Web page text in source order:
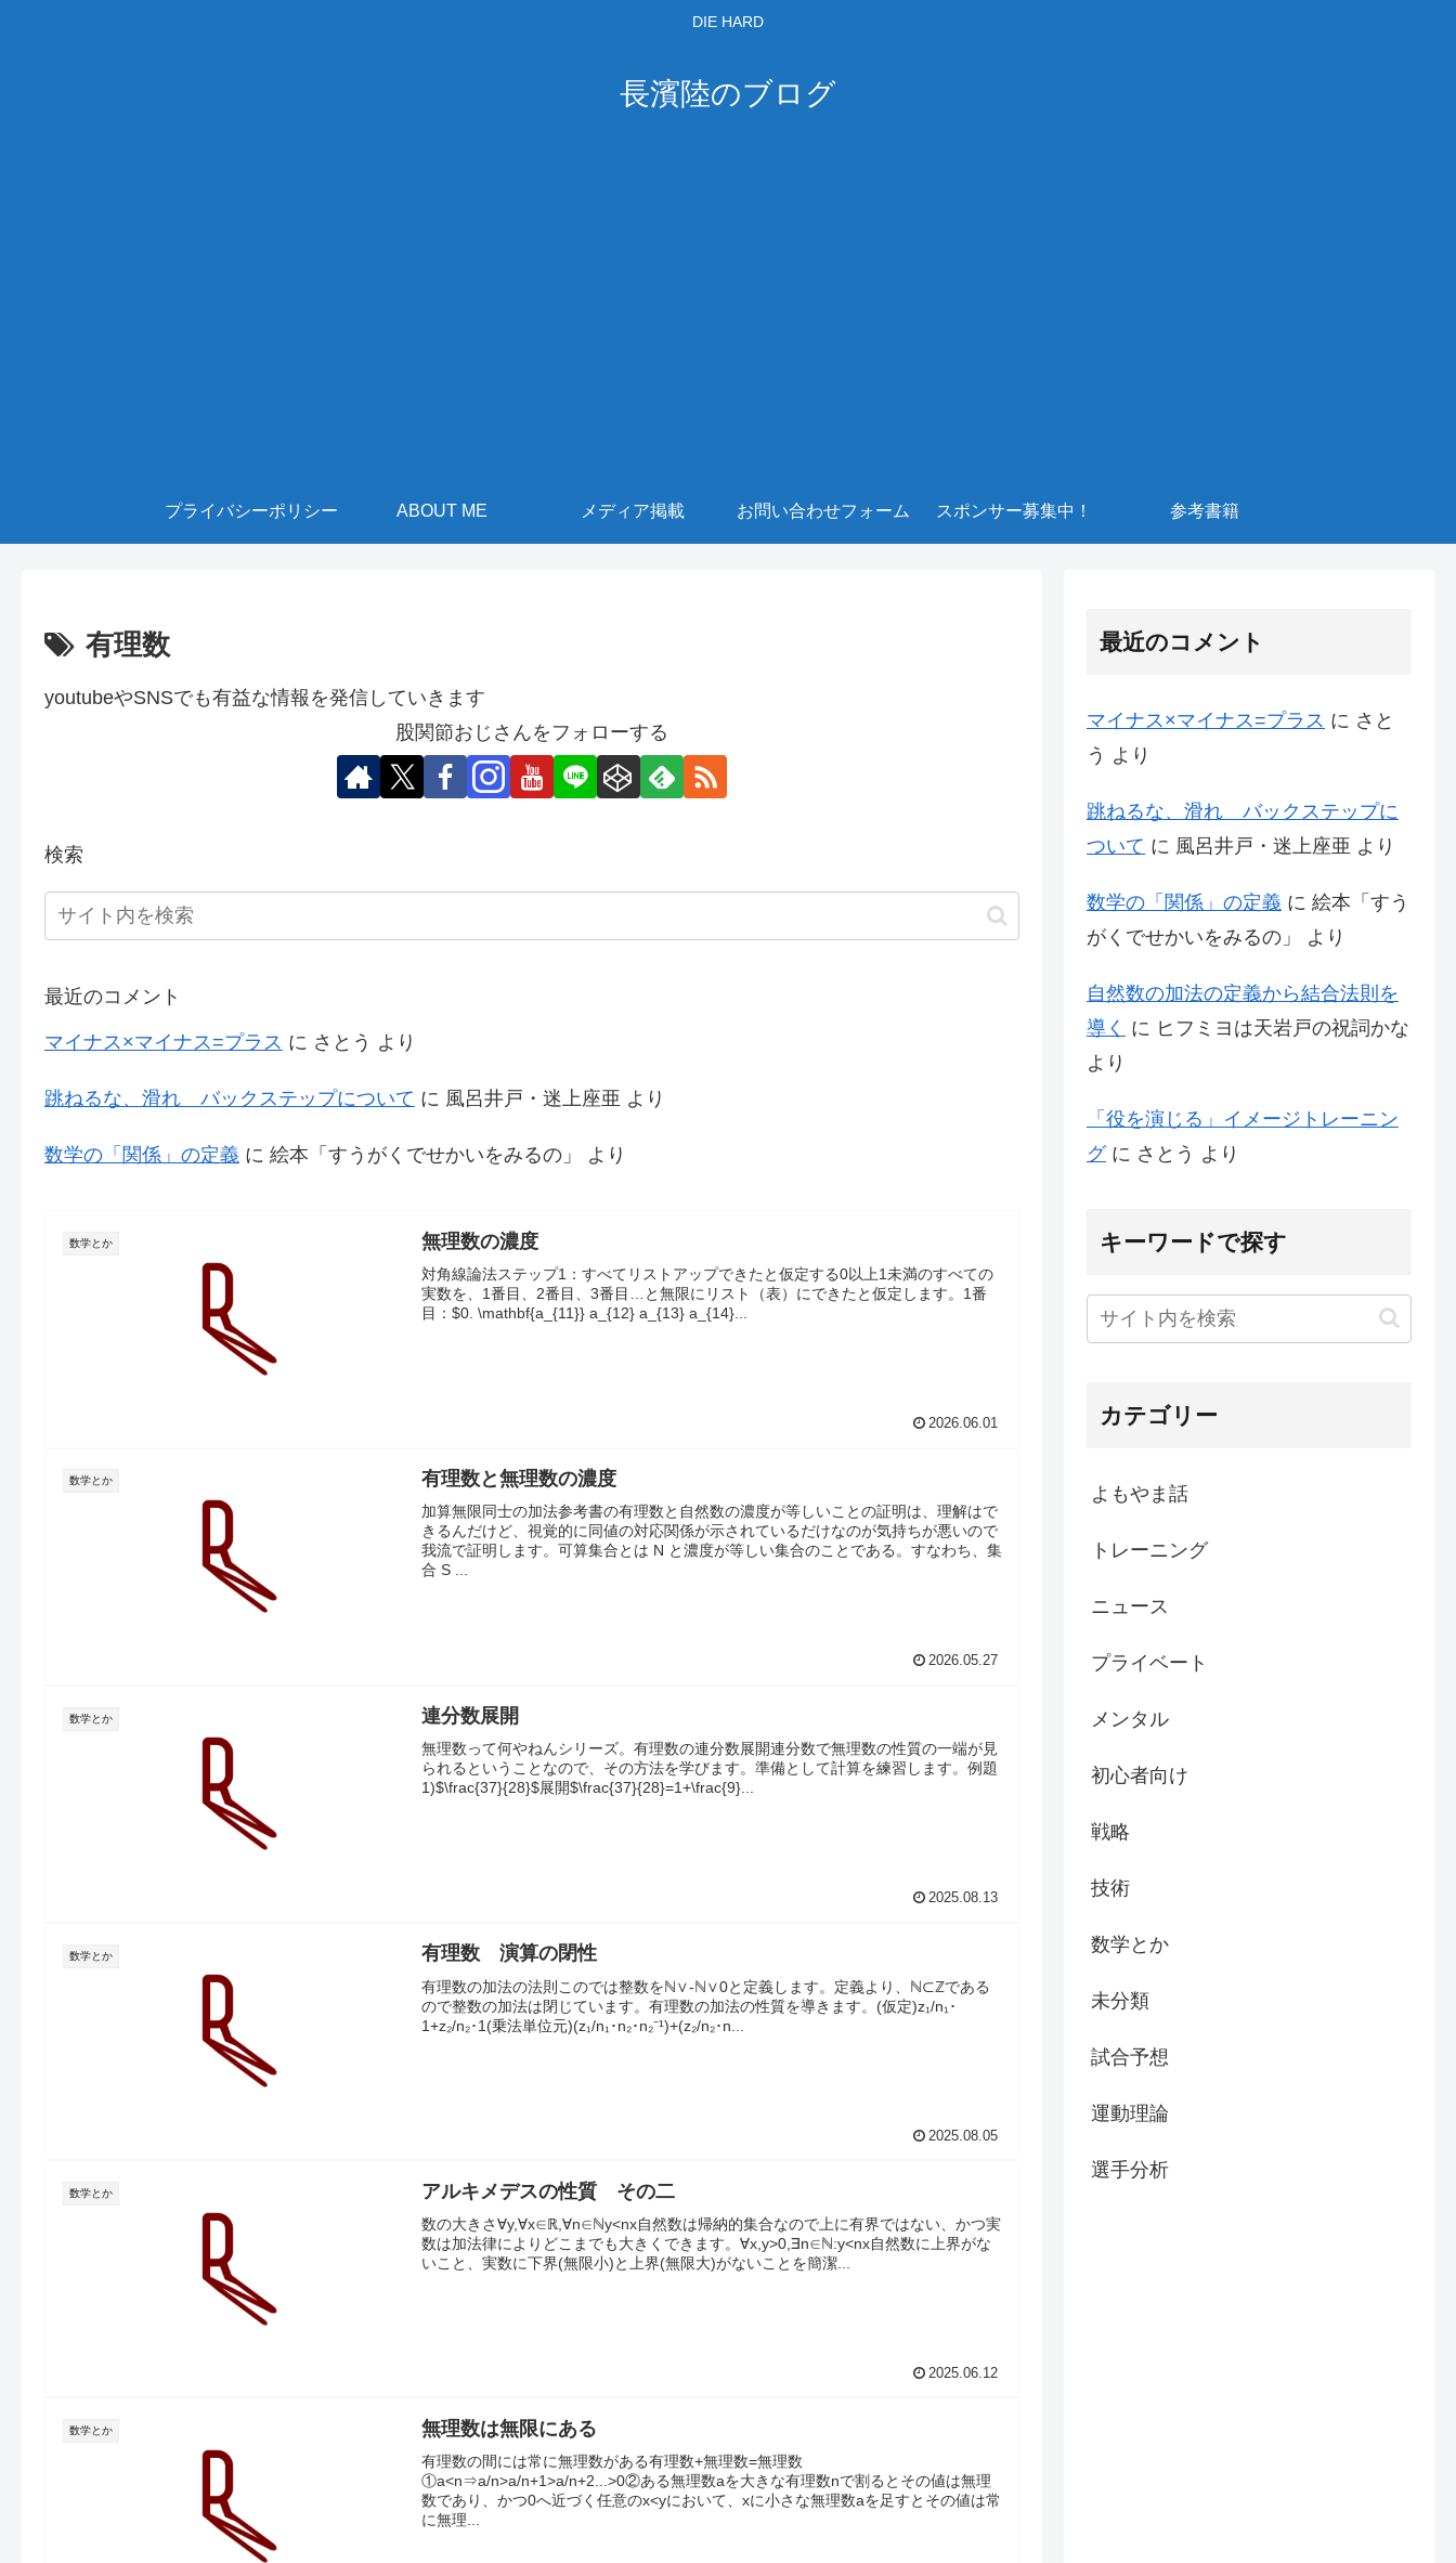
DIE HARD
長濱陸のブログ
プライバシーポリシー ABOUT ME メディア掲載 お問い合わせフォーム スポンサー募集中！ 参考書籍
有理数
youtubeやSNSでも有益な情報を発信していきます
股関節おじさんをフォローする
検索
最近のコメント
マイナス×マイナス=プラス に さとう より
跳ねるな、滑れ バックステップについて に 風呂井戸・迷上座亜 より
数学の「関係」の定義 に 絵本「すうがくでせかいをみるの」 より
数学とか 無理数の濃度
対角線論法ステップ1：すべてリストアップできたと仮定する0以上1未満のすべての
実数を、1番目、2番目、3番目…と無限にリスト（表）にできたと仮定します。1番
目：$0. \mathbf{a_{11}} a_{12} a_{13} a_{14}...
2026.06.01
数学とか 有理数と無理数の濃度
加算無限同士の加法参考書の有理数と自然数の濃度が等しいことの証明は、理解はで
きるんだけど、視覚的に同値の対応関係が示されているだけなのが気持ちが悪いので
我流で証明します。可算集合とは N と濃度が等しい集合のことである。すなわち、集
合 S ...
2026.05.27
数学とか 連分数展開
無理数って何やねんシリーズ。有理数の連分数展開連分数で無理数の性質の一端が見
られるということなので、その方法を学びます。準備として計算を練習します。例題
1)$\frac{37}{28}$展開$\frac{37}{28}=1+\frac{9}...
2025.08.13
数学とか 有理数 演算の閉性
有理数の加法の法則このでは整数をℕ∨-ℕ∨0と定義します。定義より、ℕ⊂ℤである
ので整数の加法は閉じています。有理数の加法の性質を導きます。(仮定)z₁/n₁･
1+z₂/n₂･1(乗法単位元)(z₁/n₁･n₂･n₂⁻¹)+(z₂/n₂･n...
2025.08.05
数学とか アルキメデスの性質 その二
数の大きさ∀y,∀x∈ℝ,∀n∈ℕy<nx自然数は帰納的集合なので上に有界ではない、かつ実
数は加法律によりどこまでも大きくできます。∀x,y>0,∃n∈ℕ:y<nx自然数に上界がな
いこと、実数に下界(無限小)と上界(無限大)がないことを簡潔...
2025.06.12
数学とか 無理数は無限にある
有理数の間には常に無理数がある有理数+無理数=無理数
①a<n⇒a/n>a/n+1>a/n+2...>0②ある無理数aを大きな有理数nで割るとその値は無理
数であり、かつ0へ近づく任意のx<yにおいて、xに小さな無理数aを足すとその値は常
に無理...
最近のコメント
マイナス×マイナス=プラス に さと
う より
跳ねるな、滑れ バックステップに
ついて に 風呂井戸・迷上座亜 より
数学の「関係」の定義 に 絵本「すう
がくでせかいをみるの」
より
自然数の加法の定義から結合法則を
導く に ヒフミヨは天岩戸の祝詞かな
より
「役を演じる」イメージトレーニン
グに さとう より
キーワードで探す
カテゴリー
よもやま話
トレーニング
ニュース
プライベート
メンタル
初心者向け
戦略
技術
数学とか
未分類
試合予想
運動理論
選手分析